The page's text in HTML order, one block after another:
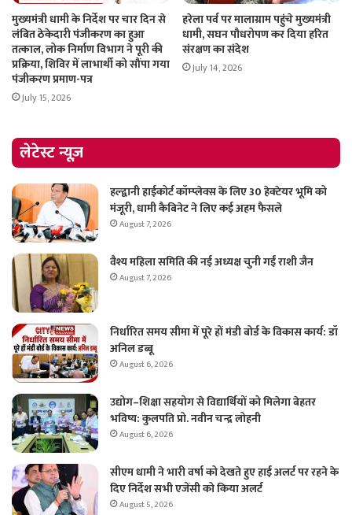
मुख्यमंत्री धामी के निर्देश पर चार दिन से
लंबित ठेकेदारी पंजीकरण का हुआ
तत्काल, लोक निर्माण विभाग ने पूरी की
प्रक्रिया, शिविर में लाभार्थी को सौंपा गया
पंजीकरण प्रमाण-पत्र
July 15, 2026
हरेला पर्व पर मालाग्राम पहुंचे मुख्यमंत्री
धामी, सघन पौधरोपण कर दिया हरित
संरक्षण का संदेश
July 14, 2026
लेटेस्ट न्यूज़
हल्द्वानी हाईकोर्ट कॉम्प्लेक्स के लिए 30 हेक्टेयर भूमि को
मंजूरी, धामी कैबिनेट ने लिए कई अहम फैसले
August 7, 2026
वैश्य महिला समिति की नई अध्यक्ष चुनी गईं राशी जैन
August 7, 2026
निर्धारित समय सीमा में पूरे हों मंडी बोर्ड के विकास कार्य: डॉ
अनिल डब्बू
August 6, 2026
उद्योग–शिक्षा सहयोग से विद्यार्थियों को मिलेगा बेहतर
भविष्य: कुलपति प्रो. नवीन चन्द्र लोहनी
August 6, 2026
सीएम धामी ने भारी वर्षा को देखते हुए हाई अलर्ट पर रहने के
दिए निर्देश सभी एजेंसी को किया अलर्ट
August 5, 2026